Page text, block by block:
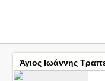
Άγιος Ιωάννης